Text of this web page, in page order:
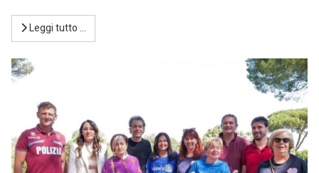
Leggi tutto …